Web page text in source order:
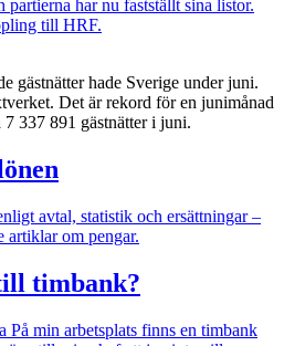
partierna har nu fastställt sina listor.
till HRF.
gästnätter hade Sverige under juni.
Det är rekord för en junimånad
7 337 891 gästnätter i juni.
avtal, statistik och ersättningar –
artiklar om pengar.
timbank?
På min arbetsplats finns en timbank